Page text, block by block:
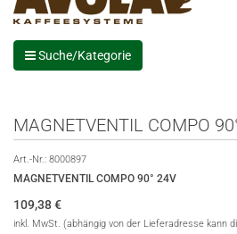
Suche/Kategorie
MAGNETVENTIL COMPO
Art.-Nr.: 8000897
MAGNETVENTIL COMPO 90° 24V
109,38€
inkl. MwSt. (abhängig von der Lieferadresse kann